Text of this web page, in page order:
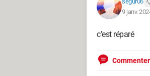
9 janv.
c'est réparé
Commenter